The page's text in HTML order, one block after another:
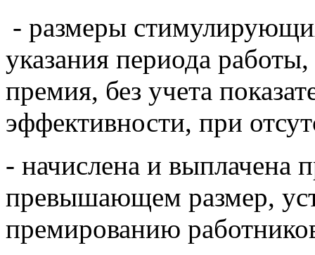
- размеры
указания периода
премия, без учета
эффективности, при
- начислена и выплачена
превышающем размер,
премированию